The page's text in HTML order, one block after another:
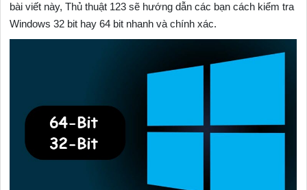
bài viết này, Thủ thuật 123 sẽ hướng dẫn các bạn cách kiểm tra
Windows 32 bit hay 64 bit nhanh và chính xác.